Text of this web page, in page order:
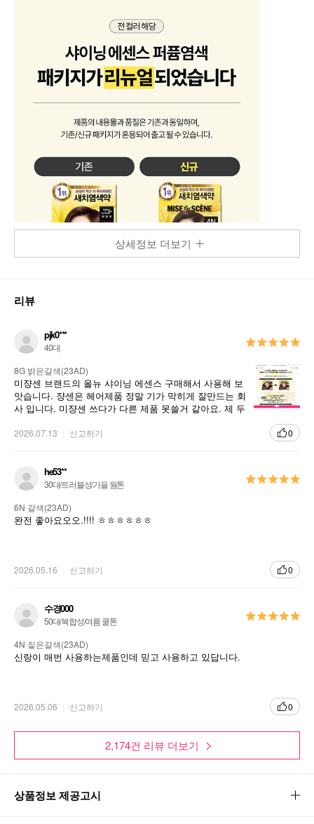
상세정보 더보기
리뷰
pjk0***
40대
8G 밝은갈색(23AD)
미쟝센 브랜드의 올뉴 샤이닝 에센스 구매해서 사용해 보
앗습니다. 쟝센은 헤어제품 정말 기가 막히게 잘만드는 회
사 입니다. 미쟝센 쓰다가 다른 제품 못쓸거 같아요. 제 두
2026.07.13 신고하기 0
he53**
30대/트러블성/가을 웜톤
6N 갈색(23AD)
완전 좋아요오오.!!!! ㅎㅎㅎㅎㅎㅎ
2026.05.16 신고하기 0
수경000
50대/복합성/여름 쿨톤
4N 짙은갈색(23AD)
신랑이 매번 사용하는제품인데 믿고 사용하고 있답니다.
2026.05.06 신고하기 0
2,174건 리뷰 더보기
상품정보 제공고시